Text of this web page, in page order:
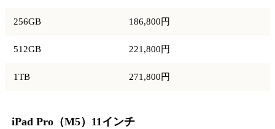
256GB 186,800円
512GB 221,800円
1TB 271,800円
iPad Pro（M5）11インチ